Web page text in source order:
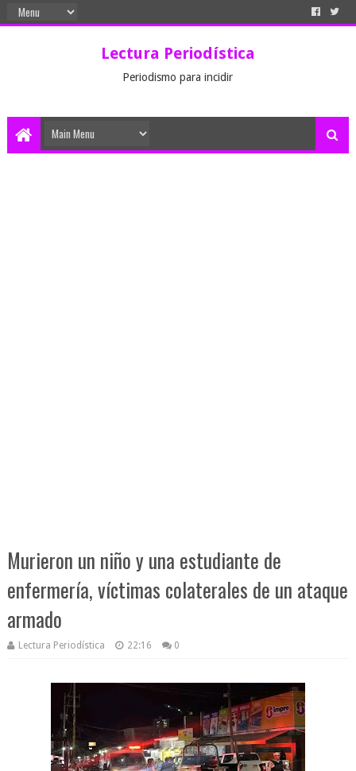
Lectura Periodística
Periodismo para incidir
Murieron un niño y una estudiante de
enfermería, víctimas colaterales de un ataque
armado
Lectura Periodística 22:16 0